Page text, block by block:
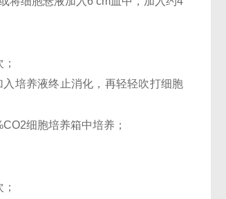
培养液终止消化，再轻轻吹打细胞
细胞培养箱中培养；